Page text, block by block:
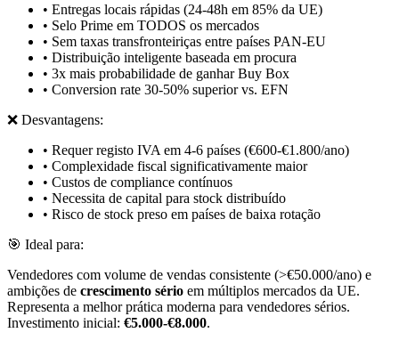
• Entregas locais rápidas (24-48h em 85% da UE)
• Selo Prime em TODOS os mercados
• Sem taxas transfronteiriças entre países PAN-EU
• Distribuição inteligente baseada em procura
• 3x mais probabilidade de ganhar Buy Box
• Conversion rate 30-50% superior vs. EFN
❌ Desvantagens:
• Requer registo IVA em 4-6 países (€600-€1.800/ano)
• Complexidade fiscal significativamente maior
• Custos de compliance contínuos
• Necessita de capital para stock distribuído
• Risco de stock preso em países de baixa rotação
🎯 Ideal para:
Vendedores com volume de vendas consistente (>€50.000/ano) e
ambições de crescimento sério em múltiplos mercados da UE.
Representa a melhor prática moderna para vendedores sérios.
Investimento inicial: €5.000-€8.000.